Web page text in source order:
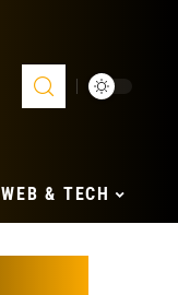
WEB & TECH